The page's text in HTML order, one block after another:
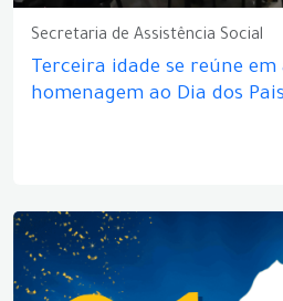
Secretaria de Assistência Social
Terceira idade se reúne
homenagem ao Dia dos Pais